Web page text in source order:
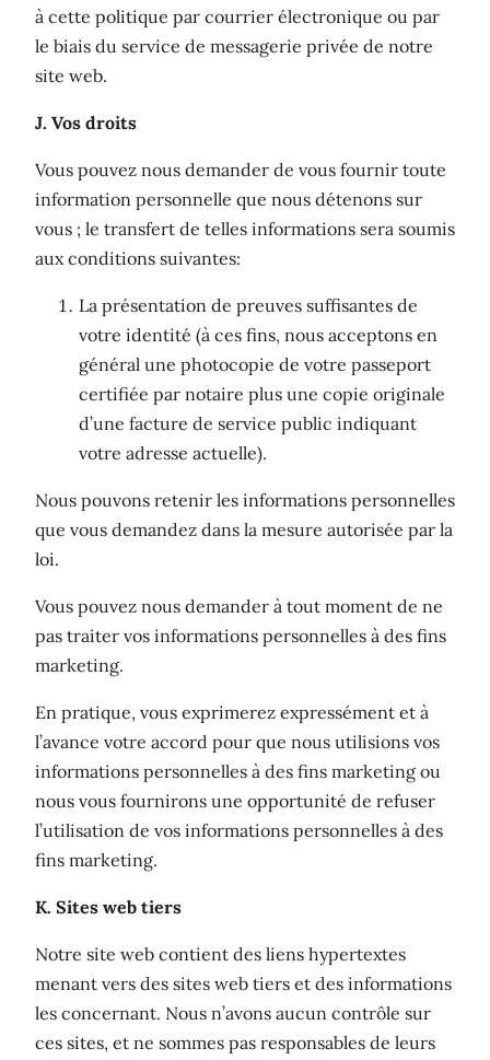
à cette politique par courrier électronique ou par
le biais du service de messagerie privée de notre
site web.
J. Vos droits
Vous pouvez nous demander de vous fournir toute
information personnelle que nous détenons sur
vous ; le transfert de telles informations sera soumis
aux conditions suivantes:
La présentation de preuves suffisantes de
votre identité (à ces fins, nous acceptons en
général une photocopie de votre passeport
certifiée par notaire plus une copie originale
d’une facture de service public indiquant
votre adresse actuelle).
Nous pouvons retenir les informations personnelles
que vous demandez dans la mesure autorisée par la
loi.
Vous pouvez nous demander à tout moment de ne
pas traiter vos informations personnelles à des fins
marketing.
En pratique, vous exprimerez expressément et à
l’avance votre accord pour que nous utilisions vos
informations personnelles à des fins marketing ou
nous vous fournirons une opportunité de refuser
l’utilisation de vos informations personnelles à des
fins marketing.
K. Sites web tiers
Notre site web contient des liens hypertextes
menant vers des sites web tiers et des informations
les concernant. Nous n’avons aucun contrôle sur
ces sites, et ne sommes pas responsables de leurs